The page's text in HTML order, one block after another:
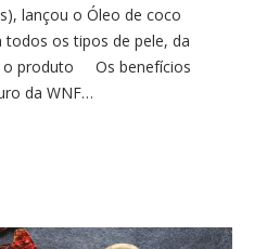
lançou o Óleo de coco
os tipos de pele, da
o produto Os benefícios
da WNF…